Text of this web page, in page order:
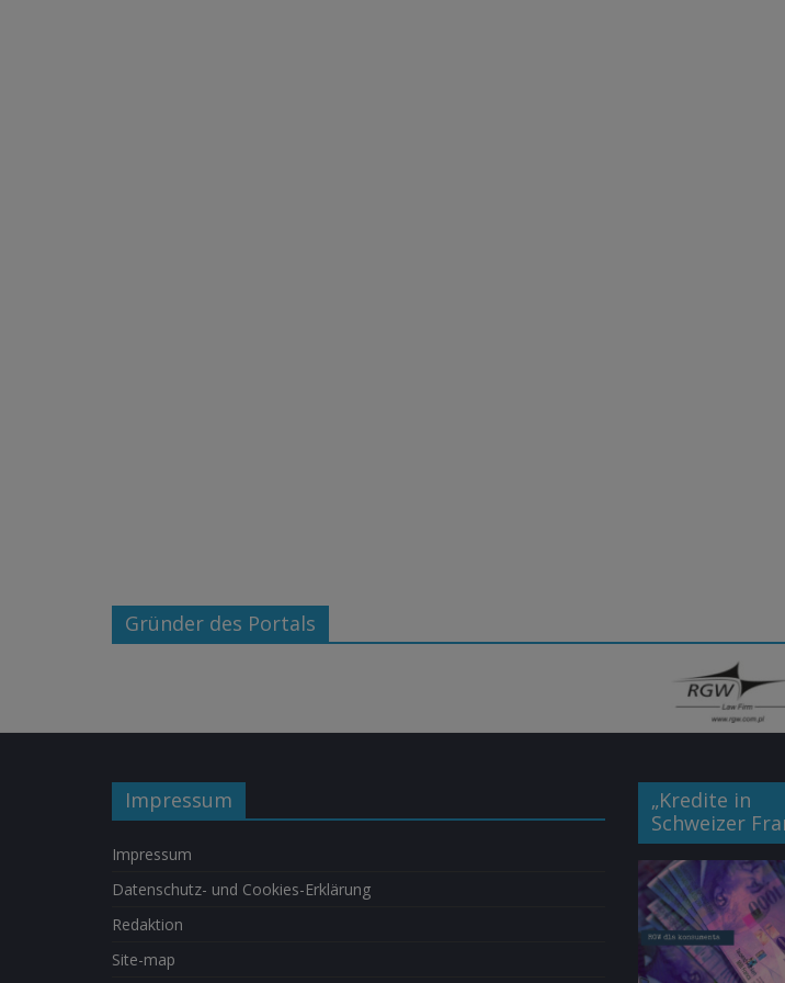
Gründer des Portals
Impressum
Impressum
Datenschutz- und Cookies-Erklärung
Redaktion
Site-map
„Kredite in
Schweizer